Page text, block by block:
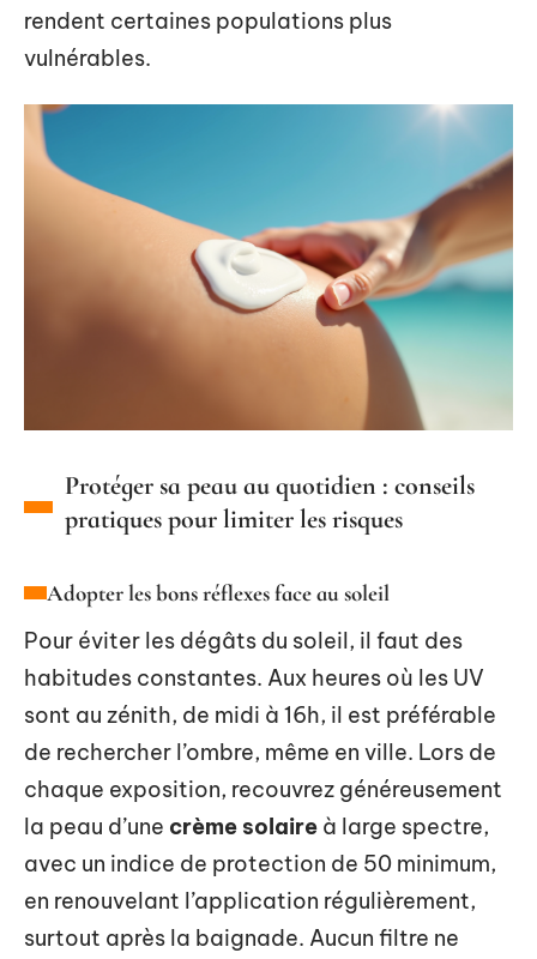
rendent certaines populations plus
vulnérables.
Protéger sa peau au quotidien : conseils
pratiques pour limiter les risques
Adopter les bons réflexes face au soleil
Pour éviter les dégâts du soleil, il faut des
habitudes constantes. Aux heures où les UV
sont au zénith, de midi à 16h, il est préférable
de rechercher l’ombre, même en ville. Lors de
chaque exposition, recouvrez généreusement
la peau d’une crème solaire à large spectre,
avec un indice de protection de 50 minimum,
en renouvelant l’application régulièrement,
surtout après la baignade. Aucun filtre ne